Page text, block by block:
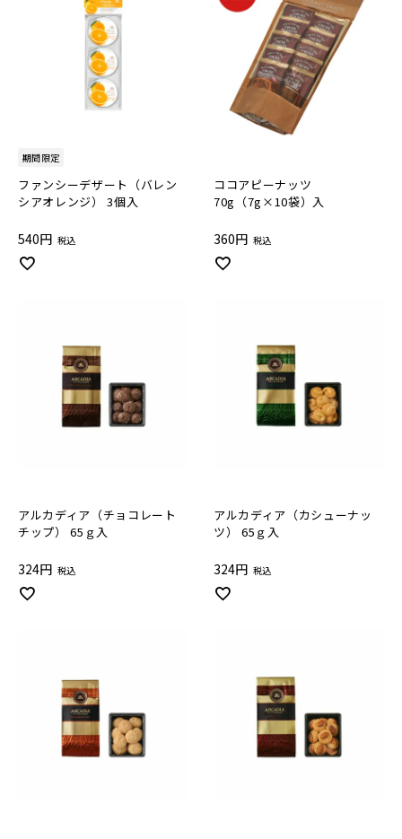
期間限定
ファンシーデザート（バレン
シアオレンジ） 3個入
540 税込
ココアピーナッツ
70g（7g×10袋）入
360 税込
アルカディア（チョコレート
チップ） 65ｇ入
324 税込
アルカディア（カシューナッ
ツ） 65ｇ入
324 税込